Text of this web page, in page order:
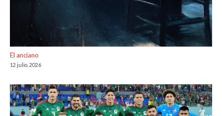
El anciano
12 julio, 2026